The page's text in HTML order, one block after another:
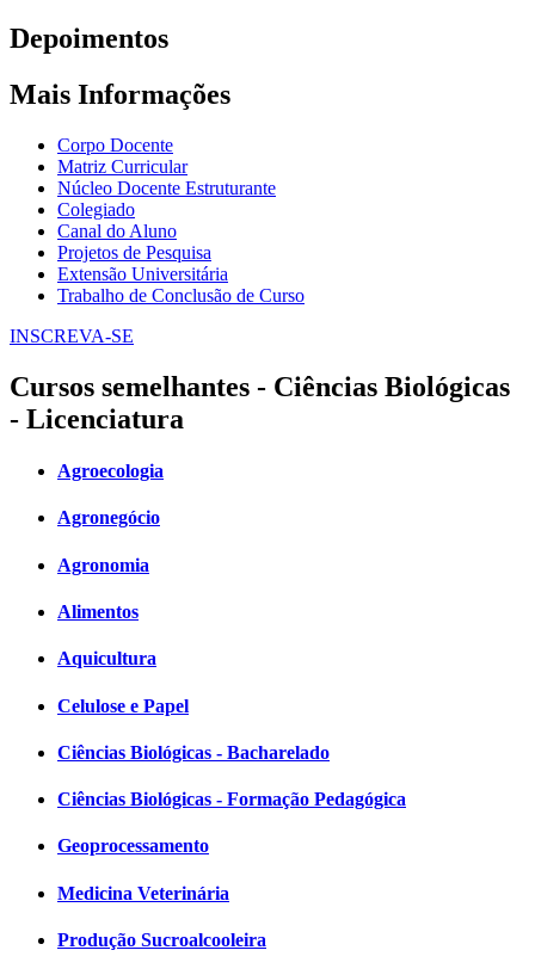
Depoimentos
Mais Informações
Corpo Docente
Matriz Curricular
Núcleo Docente Estruturante
Colegiado
Canal do Aluno
Projetos de Pesquisa
Extensão Universitária
Trabalho de Conclusão de Curso
INSCREVA-SE
Cursos semelhantes - Ciências Biológicas
- Licenciatura
Agroecologia
Agronegócio
Agronomia
Alimentos
Aquicultura
Celulose e Papel
Ciências Biológicas - Bacharelado
Ciências Biológicas - Formação Pedagógica
Geoprocessamento
Medicina Veterinária
Produção Sucroalcooleira